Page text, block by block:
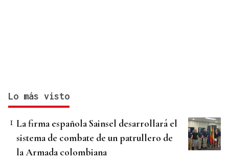
Lo más visto
La firma española Sainsel desarrollará el
sistema de combate de un patrullero de
la Armada colombiana